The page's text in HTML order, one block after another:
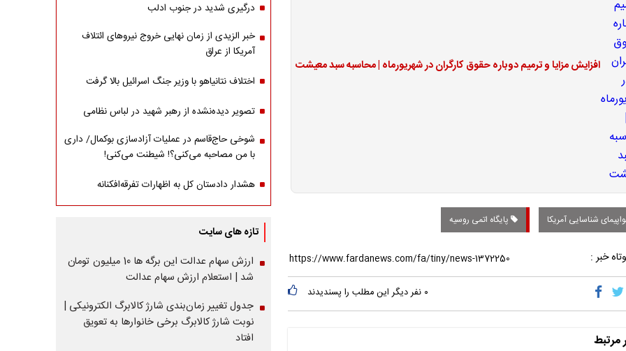
افزایش مزایا و ترمیم دوباره حقوق کارگران در شهریورماه | محاسبه سبد معیشت
شناسایی آمریکا پایگاه‌ اتمی روسیه
خبر :
۰ نفر دیگر این مطلب را پسندیدند
مرتبط
درگیری شدید در جنوب ادلب
خبر الزیدی از زمان نهایی خروج نیروهای ائتلاف
آمریکا از عراق
اختلاف نتانیاهو با وزیر جنگ اسرائیل بالا گرفت
تصویر دیده‌نشده از رهبر شهید در لباس نظامی
شوخی حاج‌قاسم در عملیات آزادسازی بوکمال/ داری
با من مصاحبه‌ می‌کنی؟! شیطنت می‌کنی!
هشدار دادستان کل به اظهارات تفرقه‌افکنانه
تازه های سایت
ارزش سهام عدالت این برگه ها 10 میلیون تومان
شد | استعلام ارزش سهام عدالت
جدول تغییر زمان‌بندی شارژ کالابرگ الکترونیکی |
نوبت شارژ کالابرگ برخی خانوارها به تعویق
افتاد